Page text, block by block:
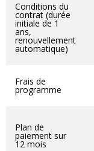
Conditions du
contrat (durée
initiale de 1
ans,
renouvellement
automatique)
Frais de
programme
Plan de
paiement sur
12 mois